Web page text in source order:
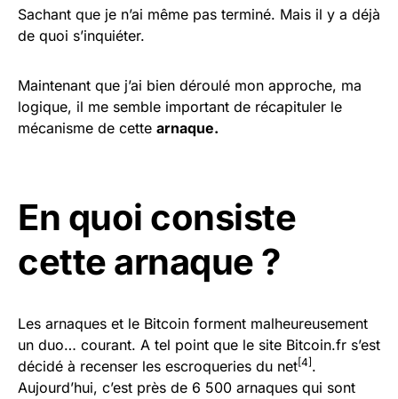
Sachant que je n’ai même pas terminé. Mais il y a déjà
de quoi s’inquiéter.
Maintenant que j’ai bien déroulé mon approche, ma
logique, il me semble important de récapituler le
mécanisme de cette arnaque.
En quoi consiste
cette arnaque ?
Les arnaques et le Bitcoin forment malheureusement
un duo… courant. A tel point que le site Bitcoin.fr s’est
décidé à recenser les escroqueries du net[4] .
Aujourd’hui, c’est près de 6 500 arnaques qui sont